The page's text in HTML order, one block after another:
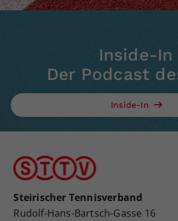
Inside-In
Der Podcast
Inside-In
Steirischer Tennisverband
Rudolf-Hans-Bartsch-Gasse 16